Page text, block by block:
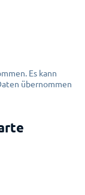
Es kann
übernommen